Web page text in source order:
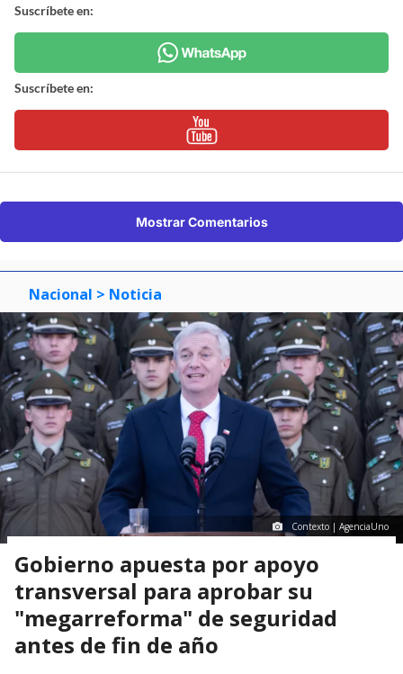
Suscríbete en:
Suscríbete en:
Mostrar Comentarios
Nacional > Noticia
Contexto | AgenciaUno
Gobierno apuesta por apoyo
transversal para aprobar su
"megarreforma" de seguridad
antes de fin de año